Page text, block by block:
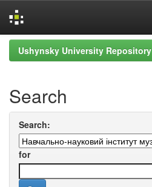
Skip
navigation
Ushynsky University Repository
Search
Search:
for